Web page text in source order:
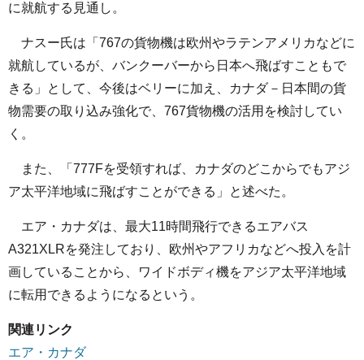
に就航する見通し。
ナスー氏は「767の貨物機は欧州やラテンアメリカなどに
就航しているが、バンクーバーから日本へ飛ばすこともで
きる」として、今後はベリーに加え、カナダ－日本間の貨
物需要の取り込み強化で、767貨物機の活用を検討してい
く。
また、「777Fを受領すれば、カナダのどこからでもアジ
ア太平洋地域に飛ばすことができる」と述べた。
エア・カナダは、最大11時間飛行できるエアバス
A321XLRを発注しており、欧州やアフリカなどへ投入を計
画していることから、ワイドボディ機をアジア太平洋地域
に転用できるようになるという。
関連リンク
エア・カナダ